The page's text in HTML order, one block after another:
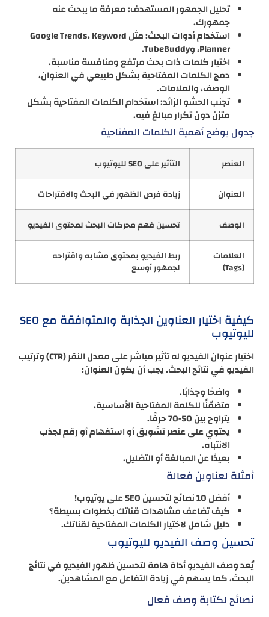
تحليل الجمهور المستهدف: معرفة ما يبحث عنه
جمهورك.
استخدام أدوات البحث: مثل Google Trends، Keyword
Planner، وTubeBuddy.
اختيار كلمات ذات بحث مرتفع ومنافسة مناسبة.
دمج الكلمات المفتاحية بشكل طبيعي في العنوان،
الوصف، والعلامات.
تجنب الحشو الزائد: استخدام الكلمات المفتاحية بشكل
متزن دون تكرار مبالغ فيه.
جدول يوضح أهمية الكلمات المفتاحية
العنصر التأثير على SEO لليوتيوب
العنوان زيادة فرص الظهور في البحث والاقتراحات
الوصف تحسين فهم محركات البحث لمحتوى الفيديو
العلامات
(Tags)
ربط الفيديو بمحتوى مشابه واقتراحه
لجمهور أوسع
كيفية اختيار العناوين الجذابة والمتوافقة مع SEO
لليوتيوب
اختيار عنوان الفيديو له تأثير مباشر على معدل النقر (CTR) وترتيب
الفيديو في نتائج البحث. يجب أن يكون العنوان:
واضحًا وجذابًا.
متضمّنًا للكلمة المفتاحية الأساسية.
يتراوح بين 50-70 حرفًا.
يحتوي على عنصر تشويق أو استفهام أو رقم لجذب
الانتباه.
بعيدًا عن المبالغة أو التضليل.
أمثلة لعناوين فعالة
أفضل 10 نصائح لتحسين SEO على يوتيوب!
كيف تضاعف مشاهدات قناتك بخطوات بسيطة؟
دليل شامل لاختيار الكلمات المفتاحية لقناتك.
تحسين وصف الفيديو لليوتيوب
يُعد وصف الفيديو أداة هامة لتحسين ظهور الفيديو في نتائج
البحث، كما يسهم في زيادة التفاعل مع المشاهدين.
نصائح لكتابة وصف فعال